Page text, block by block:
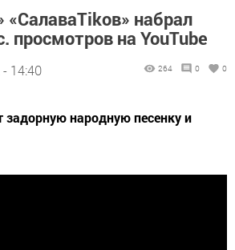
«СалаваТikов» набрал
просмотров на YouTube
14:40 264 0 0
задорную народную песенку и